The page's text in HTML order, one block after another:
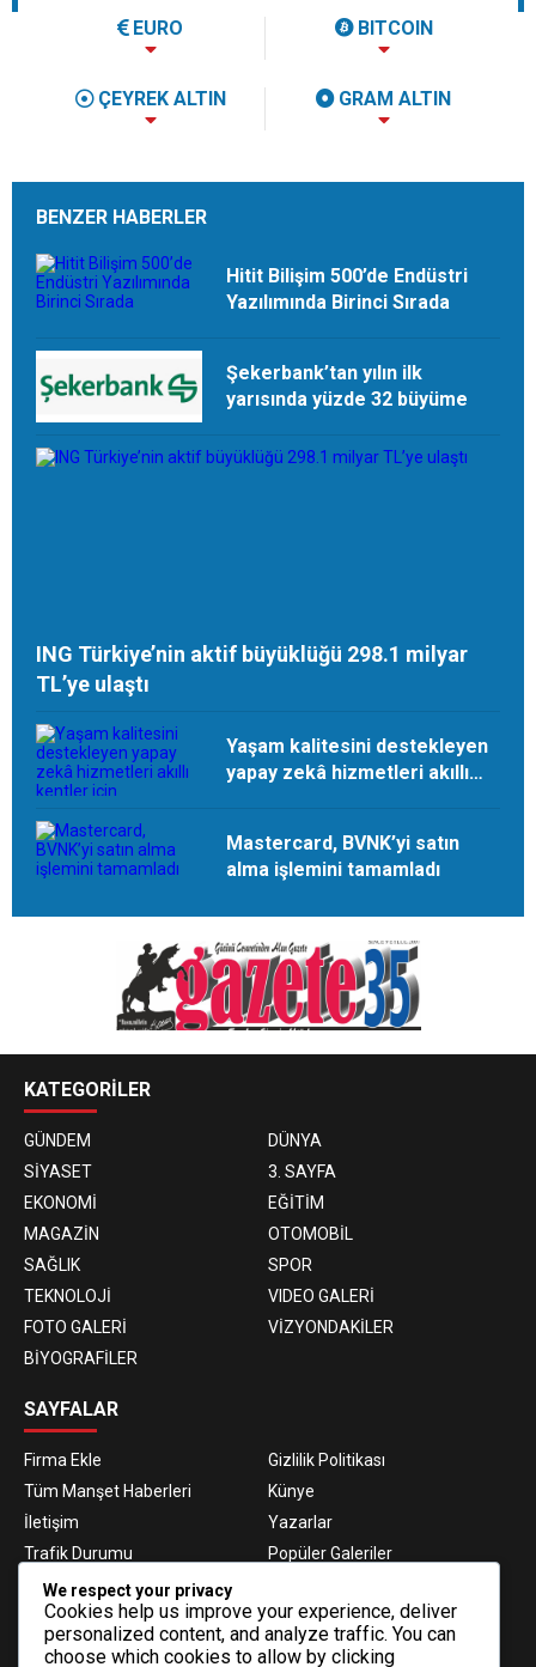
EURO BITCOIN
ÇEYREK ALTIN GRAM ALTIN
BENZER HABERLER
Hitit Bilişim 500’de Endüstri
Yazılımında Birinci Sırada
Şekerbank’tan yılın ilk
yarısında yüzde 32 büyüme
ING Türkiye’nin aktif büyüklüğü 298.1 milyar
TL’ye ulaştı
Yaşam kalitesini destekleyen
yapay zekâ hizmetleri akıllı
Mastercard, BVNK’yi satın
alma işlemini tamamladı
KATEGORİLER
GÜNDEM
DÜNYA
SİYASET
3. SAYFA
EKONOMİ
EĞİTİM
MAGAZİN
OTOMOBİL
SAĞLIK
SPOR
TEKNOLOJİ
VIDEO GALERİ
FOTO GALERİ
VİZYONDAKİLER
BİYOGRAFİLER
SAYFALAR
Firma Ekle
Gizlilik Politikası
Tüm Manşet Haberleri
Künye
İletişim
Yazarlar
Trafik Durumu
Popüler Galeriler
Nöbetçi Eczaneler
Hava Durumu
Haber Gönder
Gazeteler
Fikstür
We respect your privacy
Cookies help us improve your experience, deliver
personalized content, and analyze traffic. You can
choose which cookies to allow by clicking